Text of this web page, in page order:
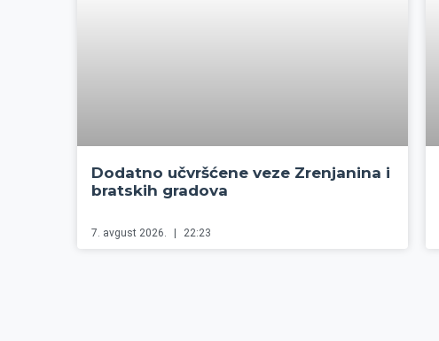
Dodatno učvršćene veze Zrenjanina i
bratskih gradova
7. avgust 2026. 22:23